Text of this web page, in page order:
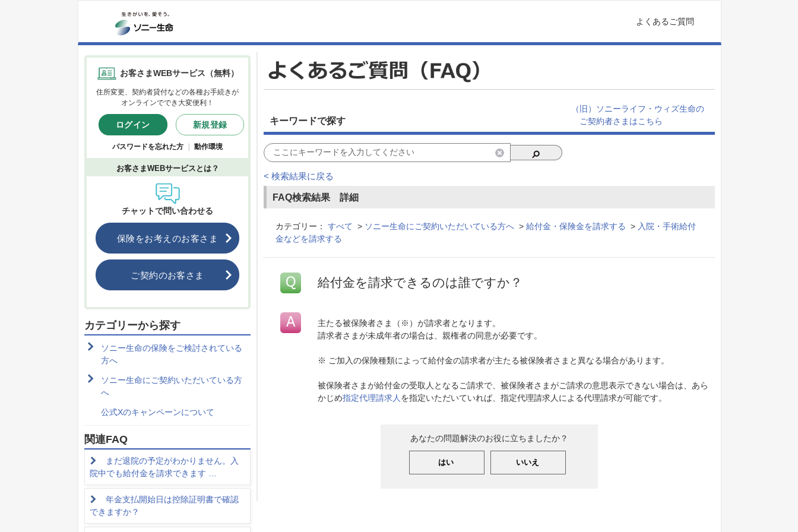
よくあるご質問
お客さまWEBサービス（無料）
住所変更、契約者貸付などの各種お手続きが
オンラインででき大変便利！
ログイン 新規登録
パスワードを忘れた方 動作環境
お客さまWEBサービスとは？
チャットで問い合わせる
保険をお考えのお客さま
ご契約のお客さま
カテゴリーから探す
ソニー生命の保険をご検討されている
方へ
ソニー生命にご契約いただいている方
へ
公式Xのキャンペーンについて
関連FAQ
まだ退院の予定がわかりません。入
院中でも給付金を請求できます …
年金支払開始日は控除証明書で確認
できますか？
キーワードで探す
（旧）ソニーライフ・ウィズ生命の
ご契約者さまはこちら
< 検索結果に戻る
FAQ検索結果 詳細
カテゴリー： すべて > ソニー生命にご契約いただいている方へ > 給付金・保険金を請求する > 入院・手術給付
金などを請求する
給付金を請求できるのは誰ですか？
主たる被保険者さま（※）が請求者となります。
請求者さまが未成年者の場合は、親権者の同意が必要です。
※ ご加入の保険種類によって給付金の請求者が主たる被保険者さまと異なる場合があります。
被保険者さまが給付金の受取人となるご請求で、被保険者さまがご請求の意思表示できない場合は、あら
かじめ指定代理請求人を指定いただいていれば、指定代理請求人による代理請求が可能です。
あなたの問題解決のお役に立ちましたか？